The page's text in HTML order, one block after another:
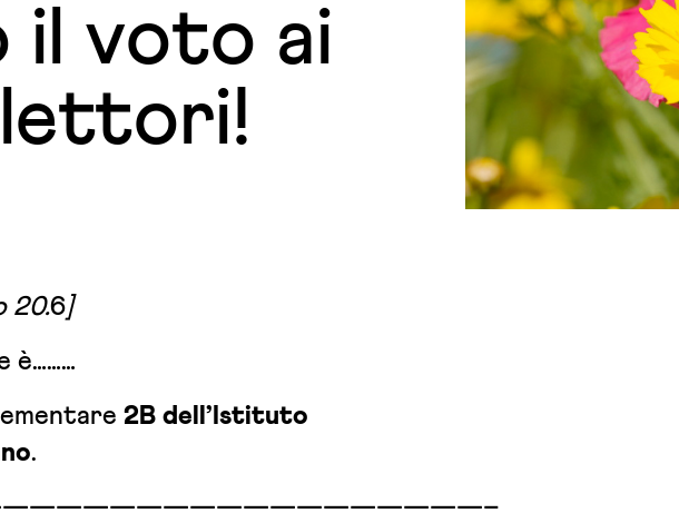
il voto ai
20.6]
è………
2B dell’Istituto
.